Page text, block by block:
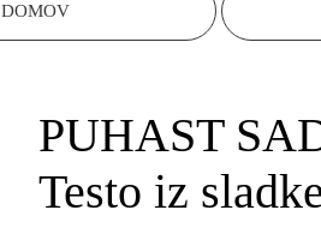
DOMOV
PUHAST
Testo iz